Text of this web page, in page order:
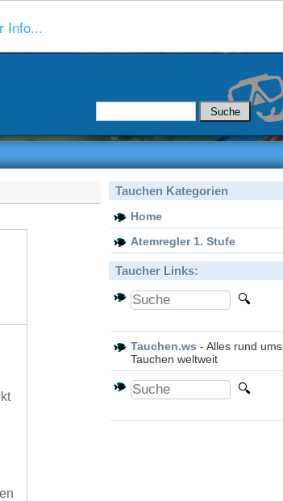
Info...
Tauchen Kategorien
Home
Atemregler 1. Stufe
Taucher Links:
Tauchen.ws - Alles rund ums
Tauchen weltweit